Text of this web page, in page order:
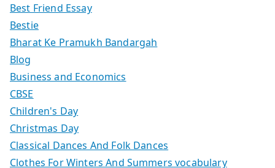
Best Friend Essay
Bestie
Bharat Ke Pramukh Bandargah
Blog
Business and Economics
CBSE
Children's Day
Christmas Day
Classical Dances And Folk Dances
Clothes For Winters And Summers vocabulary